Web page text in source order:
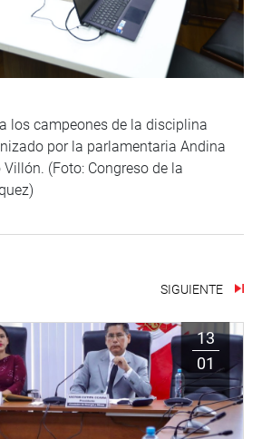
los campeones de la disciplina
por la parlamentaria Andina
(Foto: Congreso de la
SIGUIENTE
13
01